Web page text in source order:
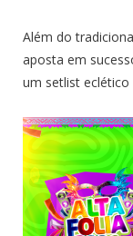
Além do
aposta em
um setlist